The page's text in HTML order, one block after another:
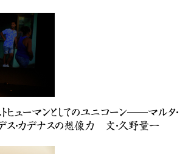
ヒューマンとしてのユニコーン――マルタ・
ス・カデナスの想像力 文・久野量一